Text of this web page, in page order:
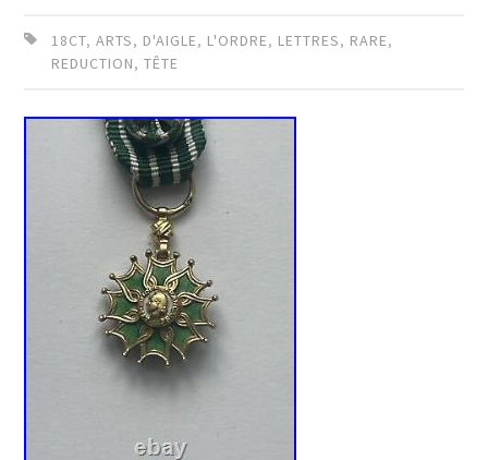
18CT,ARTS, D'AIGLE, L'ORDRE, LETTRES, RARE,
REDUCTION,TÊTE